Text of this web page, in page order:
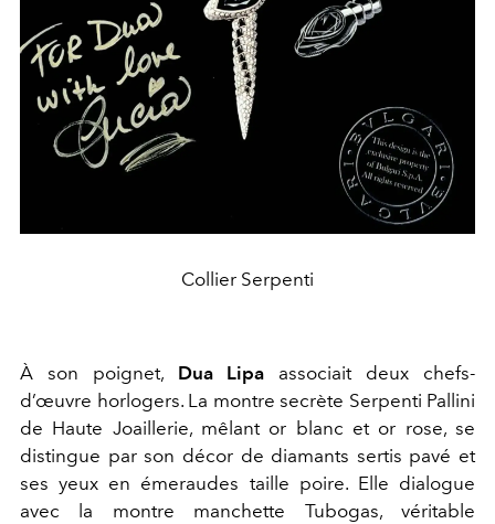
Collier Serpenti
À son poignet, Dua Lipa associait deux chefs-
d’œuvre horlogers. La montre secrète Serpenti Pallini
de Haute Joaillerie, mêlant or blanc et or rose, se
distingue par son décor de diamants sertis pavé et
ses yeux en émeraudes taille poire. Elle dialogue
avec la montre manchette Tubogas, véritable